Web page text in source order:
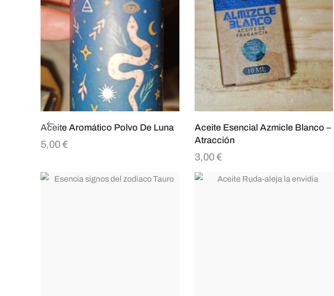
Aceite Aromático Polvo De Luna
5,00€
Aceite Esencial Azmicle Blanco –
Atracción
3,00€